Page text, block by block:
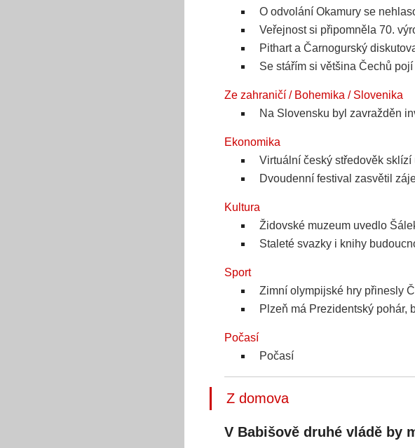
O odvolání Okamury se
Veřejnost si připomněla 70.
Pithart a Čarnogurský
Se stářím si většina Čechů
Ze zahraničí / Bohemika / Slovenika
Na Slovensku byl zavražděn
Ekonomika
Virtuální český středověk sklízí
Dvoudenní festival zasvětil
Kultura
Židovské muzeum uvedlo
Staleté svazky i knihy
Sport
Zimní olympijské hry přinesly
Plzeň má Prezidentský pohár,
Počasí
Počasí
Z domova
V Babišově druhé vládě by